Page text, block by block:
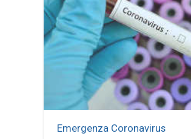
Emergenza Coronavirus